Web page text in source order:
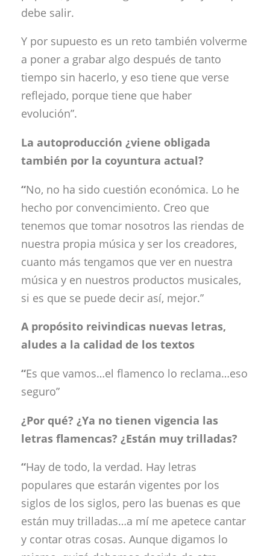
debe salir.
Y por supuesto es un reto también volverme
a poner a grabar algo después de tanto
tiempo sin hacerlo, y eso tiene que verse
reflejado, porque tiene que haber
evolución”.
La autoproducción ¿viene obligada
también por la coyuntura actual?
“No, no ha sido cuestión económica. Lo he
hecho por convencimiento. Creo que
tenemos que tomar nosotros las riendas de
nuestra propia música y ser los creadores,
cuanto más tengamos que ver en nuestra
música y en nuestros productos musicales,
si es que se puede decir así, mejor.”
A propósito reivindicas nuevas letras,
aludes a la calidad de los textos
“Es que vamos…el flamenco lo reclama…eso
seguro”
¿Por qué? ¿Ya no tienen vigencia las
letras flamencas? ¿Están muy trilladas?
“Hay de todo, la verdad. Hay letras
populares que estarán vigentes por los
siglos de los siglos, pero las buenas es que
están muy trilladas…a mí me apetece cantar
y contar otras cosas. Aunque digamos lo